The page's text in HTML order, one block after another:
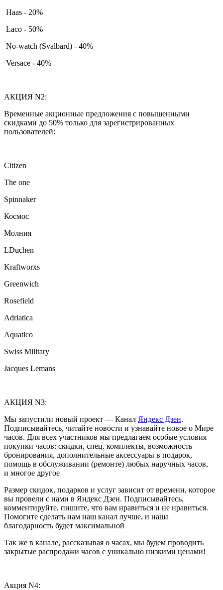
Haas - 20%
Laco - 50%
No-watch (Svalbard) - 40%
Versace - 40%
АКЦИЯ N2:
Временные акционные предложения с повышенными
скидками до 50% только для зарегистрированных
пользователей:
Citizen
The one
Spinnaker
Космос
Молния
LDuchen
Kraftworxs
Greenwich
Rosefield
Adriatica
Aquatico
Swiss Military
Jacques Lemans
АКЦИЯ N3:
Мы запустили новый проект — Канал Яндекс Дзен.
Подписывайтесь, читайте новости и узнавайте новое о Мире
часов. Для всех участников мы предлагаем особые условия
покупки часов: скидки, спец. комплекты, возможность
бронирования, дополнительные аксессуары в подарок,
помощь в обслуживании (ремонте) любых наручных часов,
и многое другое
Размер скидок, подарков и услуг зависит от времени, которое
вы провели с нами в Яндекс Дзен. Подписывайтесь,
комментируйте, пишите, что вам нравиться и не нравиться.
Помогите сделать нам наш канал лучше, и наша
благодарность будет максимальной
Так же в канале, рассказывая о часах, мы будем проводить
закрытые распродажи часов с уникально низкими ценами!
Акция N4: